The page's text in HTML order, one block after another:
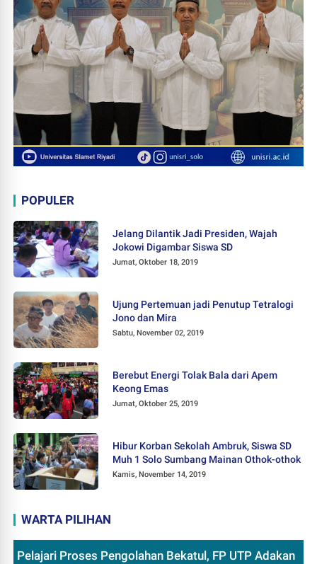
POPULER
Jelang Dilantik Jadi Presiden, Wajah
Jokowi Digambar Siswa SD
Jumat, Oktober 18, 2019
Ujung Pertemuan jadi Penutup Tetralogi
Jono dan Mira
Sabtu, November 02, 2019
Berebut Energi Tolak Bala dari Apem
Keong Emas
Jumat, Oktober 25, 2019
Hibur Korban Sekolah Ambruk, Siswa SD
Muh 1 Solo Sumbang Mainan Othok-othok
Kamis, November 14, 2019
WARTA PILIHAN
Pelajari Proses Pengolahan Bekatul, FP UTP Adakan